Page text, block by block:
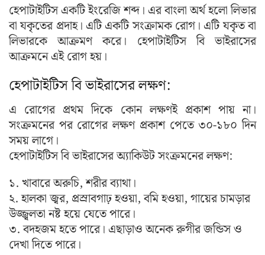
হেপাটাইটিস একটি ইংরেজি শব্দ। এর বাংলা অর্থ হলো লিভার
বা যকৃতের প্রদাহ। এটি একটি সংক্রামক রোগ। এটি যকৃত বা
লিভারকে আক্রমণ করে। হেপাটাইটিস বি ভাইরাসের
আক্রমনে এই রোগ হয়।
হেপাটাইটিস বি ভাইরাসের লক্ষণ:
এ রোগের প্রথম দিকে কোন লক্ষণই প্রকাশ পায় না।
সংক্রমনের পর রোগের লক্ষণ প্রকাশ পেতে ৩০-১৮০ দিন
সময় লাগে।
হেপাটাইটিস বি ভাইরাসের অ্যাকিউট সংক্রমনের লক্ষণ:
১. খাবারে অরুচি, শরীর ব্যাথা।
২. হালকা জ্বর, প্রস্রাবগাঢ় হওয়া, বমি হওয়া, গায়ের চামড়ার
উজ্জ্বলতা নষ্ট হয়ে যেতে পারে।
৩. বদহজম হতে পারে। এছাড়াও অনেক রুগীর জন্ডিস ও
দেখা দিতে পারে।